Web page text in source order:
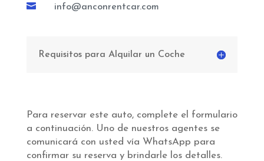
 info@anconrentcar.com
Requisitos para Alquilar un Coche
Para reservar este auto, complete el formulario
a continuación. Uno de nuestros agentes se
comunicará con usted vía WhatsApp para
confirmar su reserva y brindarle los detalles.